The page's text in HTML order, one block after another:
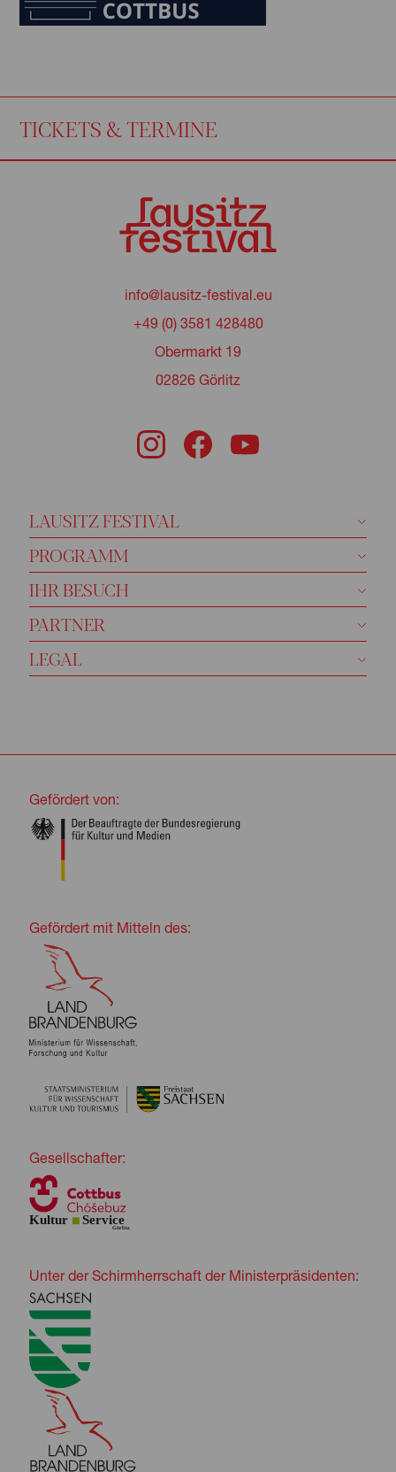
TICKETS & TERMINE
info@lausitz-festival.eu
+49 (0) 3581 428480
Obermarkt 19
02826 Görlitz
LAUSITZ FESTIVAL
PROGRAMM
IHR BESUCH
PARTNER
LEGAL
Gefördert von:
Gefördert mit Mitteln des:
Gesellschafter:
Unter der Schirmherrschaft der Ministerpräsidenten: